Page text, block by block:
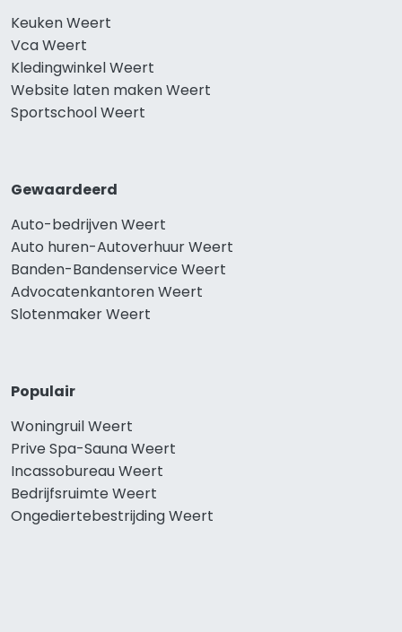
Keuken Weert
Vca Weert
Kledingwinkel Weert
Website laten maken Weert
Sportschool Weert
Gewaardeerd
Auto-bedrijven Weert
Auto huren-Autoverhuur Weert
Banden-Bandenservice Weert
Advocatenkantoren Weert
Slotenmaker Weert
Populair
Woningruil Weert
Prive Spa-Sauna Weert
Incassobureau Weert
Bedrijfsruimte Weert
Ongediertebestrijding Weert